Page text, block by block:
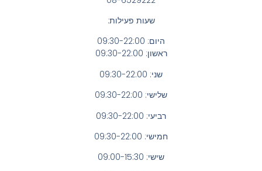
שעות פעילות:
היום: 09:30-22:00
ראשון: 09:30-22:00
שני: 09:30-22:00
שלישי: 09:30-22:00
רביעי: 09:30-22:00
חמישי: 09:30-22:00
שישי: 09:00-15:30